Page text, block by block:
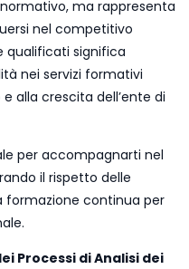
ma rappresenta
nel competitivo
qualificati significa
nei servizi formativi
alla crescita dell’ente di
per accompagnarti nel
il rispetto delle
continua per
Processi di Analisi dei